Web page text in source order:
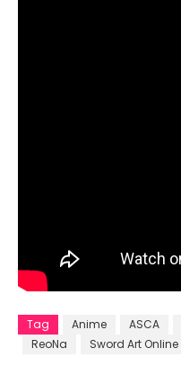
Tag Anime ASCA
ReoNa
Sword Art Online